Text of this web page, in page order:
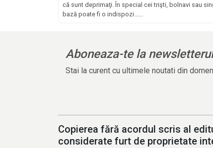
că sunt deprimaţi. În special cei trişti, bolnavi sau
bază poate fi o indispozi......
Aboneaza-te la
Stai la curent cu ultimele noutati din
Copierea fără acordul scris al
considerate furt de proprietate